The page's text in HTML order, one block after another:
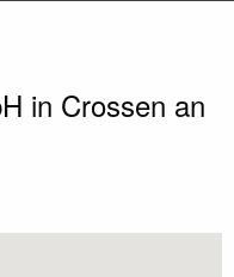
in Crossen an